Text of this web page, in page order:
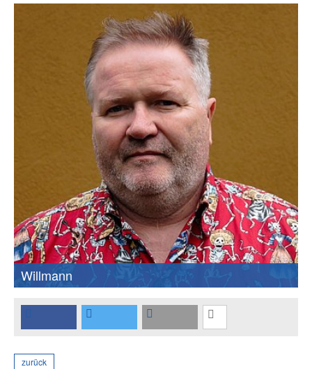
Willmann
zurück